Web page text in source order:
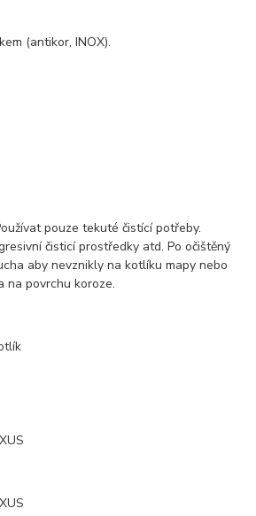
(antikor, INOX).
pouze tekuté čistící potřeby.
čisticí prostředky atd. Po očištěný
aby nevznikly na kotlíku mapy nebo
na povrchu koroze.